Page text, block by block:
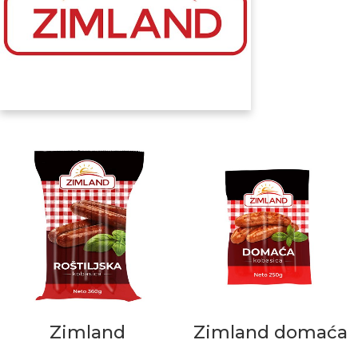
Zimland
Zimland domaća